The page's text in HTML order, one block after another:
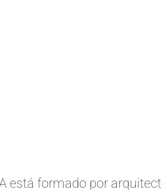
está formado por